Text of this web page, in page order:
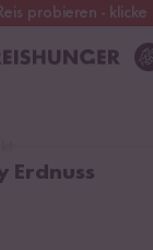
probieren - klicke
Erdnuss